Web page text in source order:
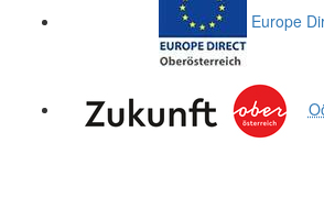
Europe